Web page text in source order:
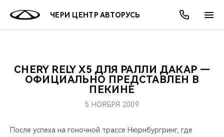
ЧЕРИ ЦЕНТР АВТОРУСЬ
МОДЕЛИ
КРОССОВЕРЫ
ПОКУПАТЕЛЯМ
ВЛАДЕЛЬЦАМ
МИР CHERY
АКЦИИ
ОНЛАЙН СЕРВИСЫ
О КОМПАНИИ
CHERY RELY X5 ДЛЯ РАЛЛИ ДАКАР —
ОФИЦИАЛЬНО ПРЕДСТАВЛЕН В
ПЕКИНЕ
5 НОЯБРЯ 2009
После успеха на гоночной трассе Нюрнбургринг, где